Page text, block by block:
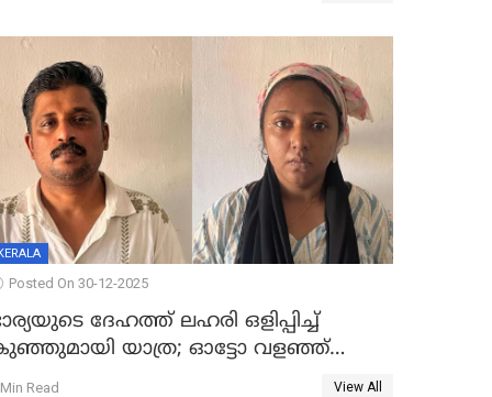
KERALA
Posted On 30-12-2025
ദേഹത്ത് ലഹരി ഒളിപ്പിച്ച്
യാത്ര; ഓട്ടോ വളഞ്ഞ്
പിടികൂടി പൊലീസ്
Read View All